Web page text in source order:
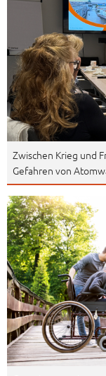
Zwischen Krieg und
Gefahren von